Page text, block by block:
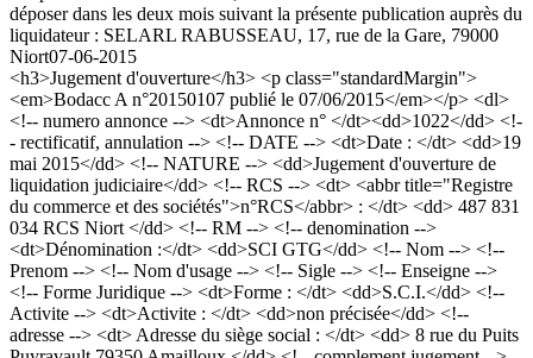
déposer dans les deux mois suivant la présente publication auprès du
liquidateur : SELARL RABUSSEAU, 17, rue de la Gare, 79000
Niort07-06-2015
<h3>Jugement d'ouverture</h3> <p class="standardMargin">
<em>Bodacc A n°20150107 publié le 07/06/2015</em></p> <dl>
<!-- numero annonce --> <dt>Annonce n° </dt><dd>1022</dd> <!-
- rectificatif, annulation --> <!-- DATE --> <dt>Date : </dt> <dd>19
mai 2015</dd> <!-- NATURE --> <dd>Jugement d'ouverture de
liquidation judiciaire</dd> <!-- RCS --> <dt> <abbr title="Registre
du commerce et des sociétés">n°RCS</abbr> : </dt> <dd> 487 831
034 RCS Niort </dd> <!-- RM --> <!-- denomination -->
<dt>Dénomination :</dt> <dd>SCI GTG</dd> <!-- Nom --> <!--
Prenom --> <!-- Nom d'usage --> <!-- Sigle --> <!-- Enseigne -->
<!-- Forme Juridique --> <dt>Forme : </dt> <dd>S.C.I.</dd> <!--
Activite --> <dt>Activite : </dt> <dd>non précisée</dd> <!--
adresse --> <dt> Adresse du siège social : </dt> <dd> 8 rue du Puits